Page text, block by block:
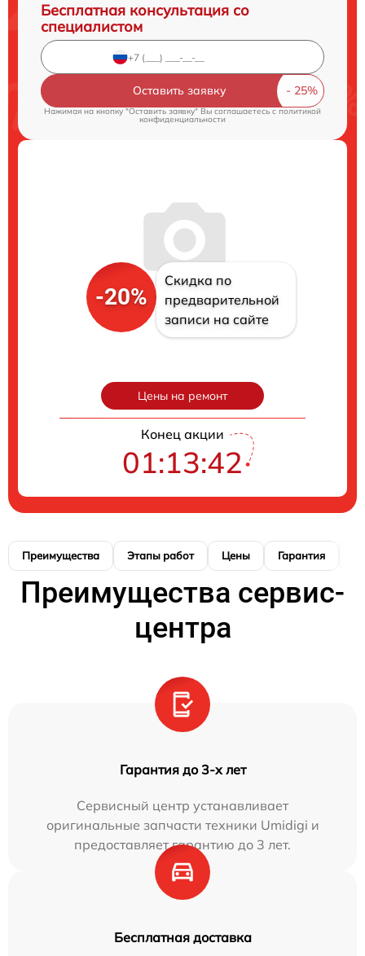
Бесплатная консультация со
специалистом
Оставить заявку
Нажимая на кнопку "Оставить заявку" Вы соглашаетесь c политикой
конфиденциальности
-20%
Скидка по
предварительной
записи на сайте
Цены на ремонт
Конец акции
01:13:41
Преимущества Этапы работ Цены Гарантия
Преимущества сервис-
центра
Гарантия до 3-х лет
Сервисный центр устанавливает
оригинальные запчасти техники Umidigi и
предоставляет гарантию до 3 лет.
Бесплатная доставка